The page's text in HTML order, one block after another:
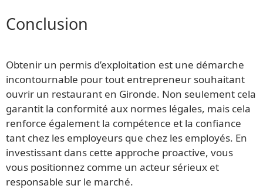
Conclusion
Obtenir un permis d’exploitation est une démarche
incontournable pour tout entrepreneur souhaitant
ouvrir un restaurant en Gironde. Non seulement cela
garantit la conformité aux normes légales, mais cela
renforce également la compétence et la confiance
tant chez les employeurs que chez les employés. En
investissant dans cette approche proactive, vous
vous positionnez comme un acteur sérieux et
responsable sur le marché.